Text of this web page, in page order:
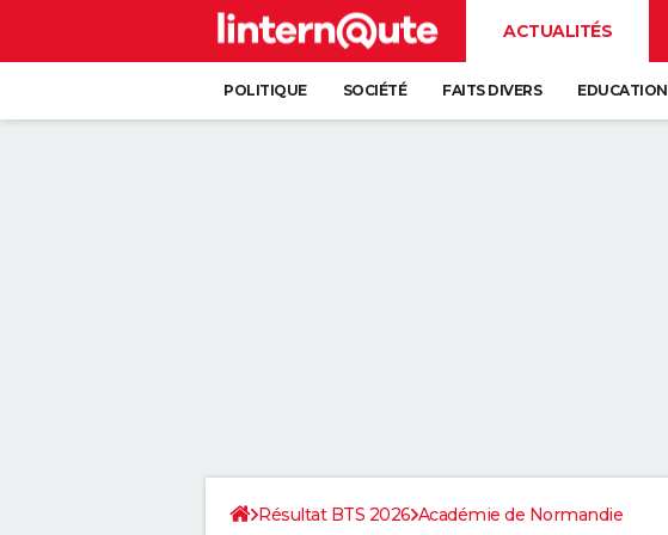
ACTUALITÉS
POLITIQUE SOCIÉTÉ FAITS DIVERS EDUCATION
Résultat BTS 2026 Académie de Normandie